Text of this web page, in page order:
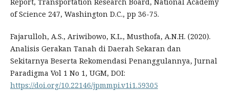
of Science 247, Washington D.C., pp 36-75.
Fajarulloh, A.S., Ariwibowo, K.L., Musthofa, A.N.H. (2020).
Analisis Gerakan Tanah di Daerah Sekaran dan
Sekitarnya Beserta Rekomendasi Penanggulannya, Jurnal
Paradigma Vol 1 No 1, UGM, DOI:
https://doi.org/10.22146/jpmmpi.v1i1.59305